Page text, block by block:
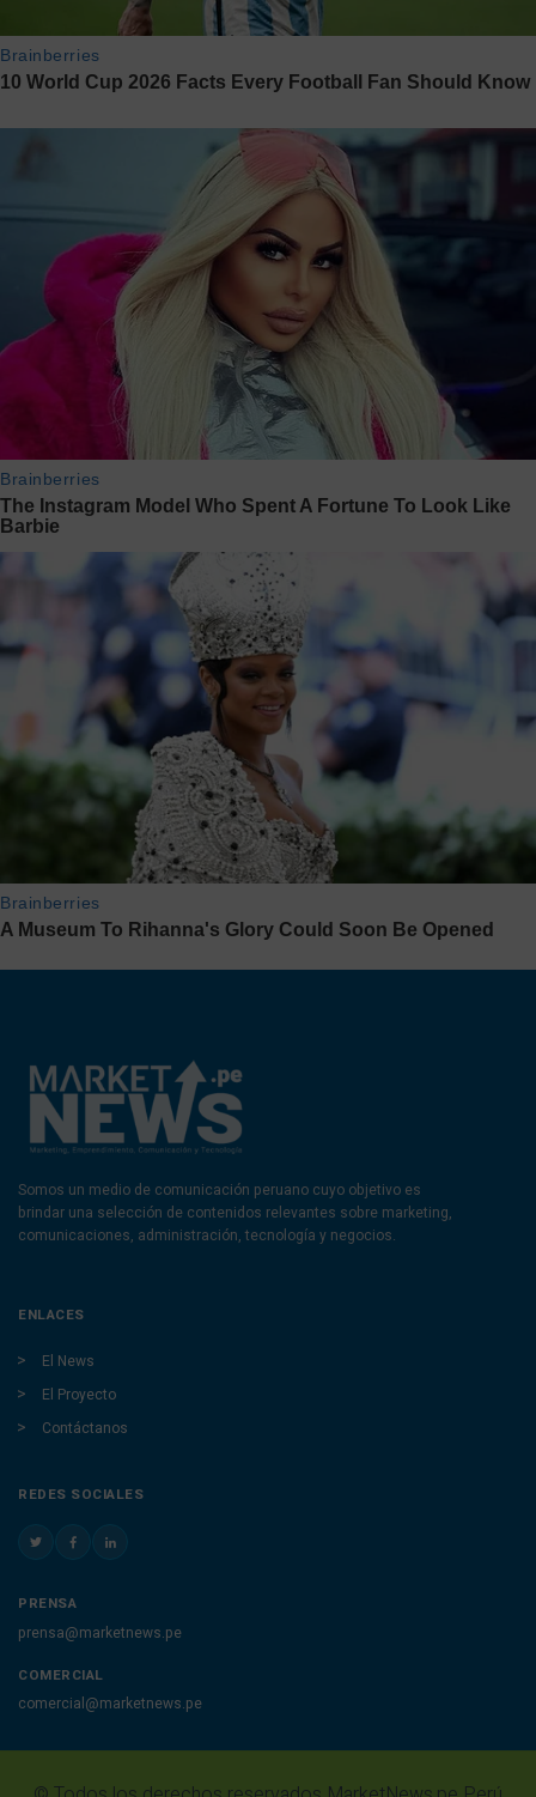
Somos un medio de comunicación peruano cuyo objetivo es
brindar una selección de contenidos relevantes sobre marketing,
comunicaciones, administración, tecnología y negocios.
ENLACES
El News
El Proyecto
Contáctanos
REDES SOCIALES
PRENSA
prensa@marketnews.pe
COMERCIAL
comercial@marketnews.pe